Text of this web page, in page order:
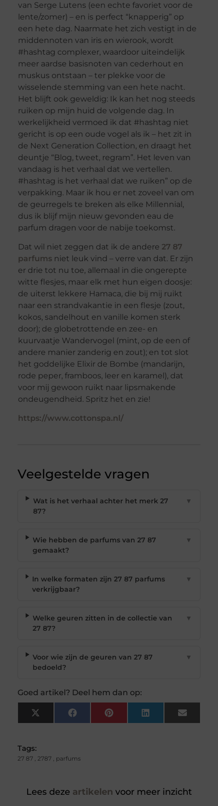
van Serge Lutens (een echte favoriet voor de
lente/zomer) – en is perfect “knapperig” op
een hete dag. Naarmate het zich vestigt in de
middennoten van iris en wierook, wordt
#hashtag complexer, waardoor uiteindelijk
meer aardse basisnoten van cederhout en
muskus ontstaan – ter plekke voor de
wisselende stemming van een hete nacht.
Het blijft ook geweldig: Ik kan het nog steeds
ruiken op mijn huid de volgende dag. In
werkelijkheid vermoed ik dat #hashtag niet
gericht is op een oude vogel als ik – het zit in
de Next Generation Collection, en draagt het
deuntje “Blog, tweet, regram”. Het leven van
vandaag is het verhaal dat we vertellen.
#hashtag is het verhaal dat we ruiken” op de
verpakking. Maar ik hou er net zoveel van om
de geurregels te breken als elke Millennial,
dus ik blijf mijn nieuw gevonden eau de
parfum dragen voor de nabije toekomst.
Dat wil niet zeggen dat ik de andere 27 87
parfumsniet leuk vind – verre van dat. Er zijn
er drie tot nu toe, allemaal in die ongerepte
witte flesjes, maar elk met hun eigen doosje:
de uiterst lekkere Hamaca, die bij mij ruikt
naar een strandvakantie in een flesje (zout,
kokos, sandelhout en vanille komen sterk
door); de globetrottende en zee- en
kuurvaatje Wandervogel (mint, op de een of
andere manier zanderig en zout); en tot slot
het goddelijke Elixir de Bombe (mandarijn,
rode peper, framboos, leer en karamel), dat
voor mij gewoon ruikt naar lipsmakende
ondeugendheid. Spritz het en zie!
https://www.cottonspa.nl/
Veelgestelde vragen
Wat is het verhaal achter het merk 27
87?
▼
Wie hebben de parfums van 27 87
gemaakt?
▼
In welke formaten zijn 27 87 parfums
verkrijgbaar?
▼
Welke geuren zitten in de collectie van
27 87?
▼
Voor wie zijn de geuren van 27 87
bedoeld?
▼
Goed artikel? Deel hem dan op:
X
(Twitter)
FacebookPinterest LinkedIn Email
Tags:
27 87 , 2787 , parfums
Lees deze artikelen voor meer inzicht